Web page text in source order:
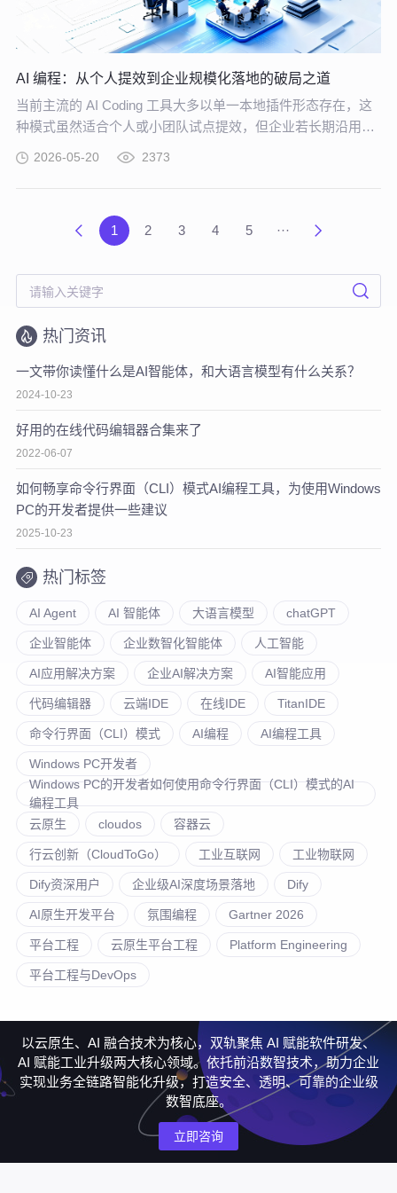
AI 编程：从个人提效到企业规模化落地的破局之道
当前主流的 AI Coding 工具大多以单一本地插件形态存在，这
种模式虽然适合个人或小团队试点提效，但企业若长期沿用这
2026-05-20 2373
1 2 3 4 5 ···
热门资讯
一文带你读懂什么是AI智能体，和大语言模型有什么关系？
2024-10-23
好用的在线代码编辑器合集来了
2022-06-07
如何畅享命令行界面（CLI）模式AI编程工具，为使用Windows
PC的开发者提供一些建议
2025-10-23
热门标签
AI Agent AI 智能体 大语言模型 chatGPT
企业智能体 企业数智化智能体 人工智能
AI应用解决方案 企业AI解决方案 AI智能应用
代码编辑器 云端IDE 在线IDE TitanIDE
命令行界面（CLI）模式 AI编程 AI编程工具
Windows PC开发者
Windows PC的开发者如何使用命令行界面（CLI）模式的AI
编程工具
云原生
cloudos 容器云
行云创新（CloudToGo） 工业互联网 工业物联网
Dify资深用户 企业级AI深度场景落地 Dify
AI原生开发平台 氛围编程 Gartner 2026
平台工程 云原生平台工程 Platform Engineering
平台工程与DevOps
以云原生、AI 融合技术为核心，双轨聚焦 AI 赋能软件研发、
AI 赋能工业升级两大核心领域。依托前沿数智技术，助力企业
实现业务全链路智能化升级，打造安全、透明、可靠的企业级
数智底座。
立即咨询